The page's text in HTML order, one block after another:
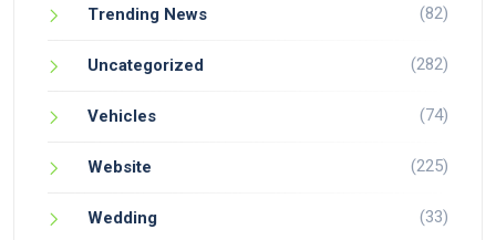
Trending News (82)
Uncategorized (282)
Vehicles (74)
Website (225)
Wedding (33)